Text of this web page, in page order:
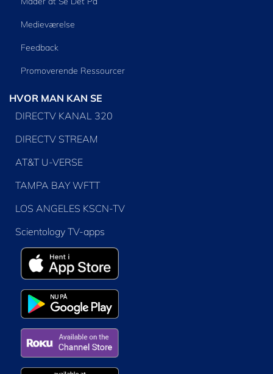
Medieværelse
Feedback
Promoverende Ressourcer
HVOR MAN KAN SE
DIRECTV KANAL 320
DIRECTV STREAM
AT&T U-VERSE
TAMPA BAY WFTT
LOS ANGELES KSCN-TV
Scientology TV-apps